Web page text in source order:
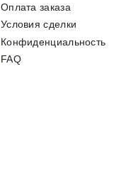
Оплата заказа
Условия сделки
Конфиденциальность
FAQ